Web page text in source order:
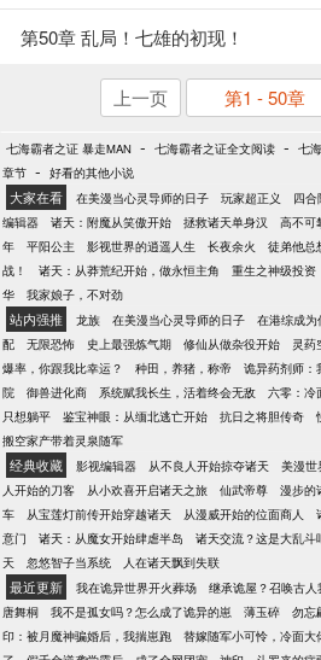
第50章 乱局！七雄的初现！
上一页 第1 - 50章
七海霸者之证 暴走MAN - 七海霸者之证全文阅读 - 七
章节 - 好看的其他小说
大家在看 在美漫当心灵导师的日子 玩家超正义 四
编辑器
诸天：附魔从笑傲开始 拯救诸天单身汉 高不可
年
平阳公主 影视世界的逍遥人生 长夜余火 徒弟他总
战！
诸天：从莽荒纪开始，做永恒主角 重生之神级投资
华
我家娘子，不对劲
站内强推 龙族 在美漫当心灵导师的日子 在港综成为
配
无限恐怖 史上最强炼气期 修仙从做杂役开始 灵药
爆率，你跟我比幸运？
种田，养猪，称帝 诡异药剂师：
院
御兽进化商 系统赋我长生，活着终会无敌 六零：冷
只想躺平
鉴宝神眼：从缅北逃亡开始 抗日之将胆传奇
搬空家产带着灵泉随军
经典收藏 影视编辑器 从不良人开始掠夺诸天 美漫世
人开始的刀客
从小欢喜开启诸天之旅 仙武帝尊 漫步的
车
从宝莲灯前传开始穿越诸天 从漫威开始的位面商人
意门
诸天：从魔女开始肆虐半岛 诸天交流？这是大乱斗
天
忽悠智子当系统 人在诸天飘到失联
最近更新 我在诡异世界开火葬场 继承诡屋？召唤古
唐舞桐
我不是孤女吗？怎么成了诡异的崽 薄玉碎 勿忘
印：被月魔神骗婚后，我揣崽跑
替嫁随军小可怜，冷面大